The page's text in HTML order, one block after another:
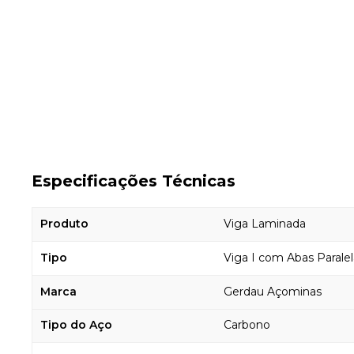
Especificações Técnicas
Produto Viga Laminada
Tipo Viga I com Abas
Marca Gerdau Açominas
Tipo do Aço Carbono